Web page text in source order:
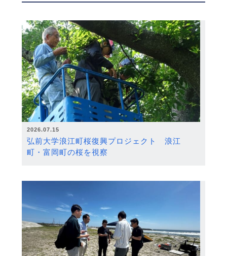
2026.07.15
弘前大学浪江町桜復興プロジェクト 浪江
町・富岡町の桜を視察